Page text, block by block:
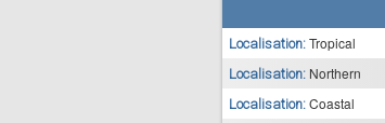
Localisation: Tropical
Localisation: Northern
Localisation: Coastal